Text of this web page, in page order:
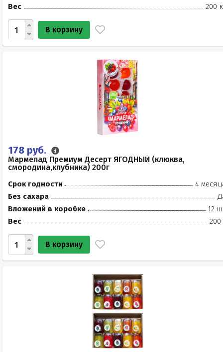
Вес
200
В корзину
178 руб.
Мармелад Премиум Десерт ЯГОДНЫЙ (клюква,
смородина,клубника) 200г
Срок годности
4
Без сахара
Вложений в коробке
12
Вес
200
В корзину